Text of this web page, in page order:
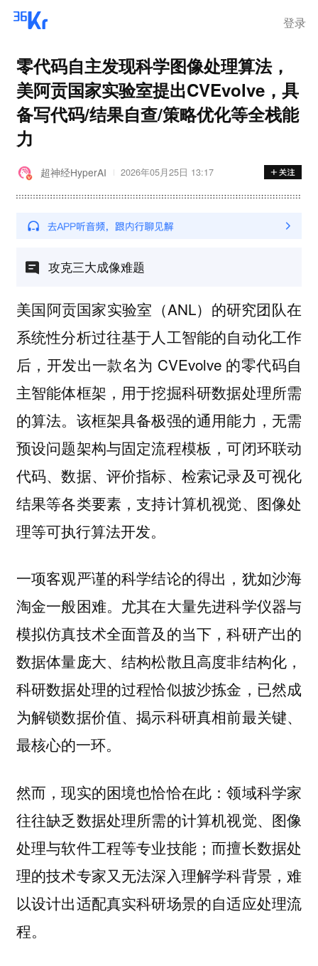
登录
零代码自主发现科学图像处理算法，
美阿贡国家实验室提出CVEvolve，具
备写代码/结果自查/策略优化等全栈能
力
超神经HyperAI 2026年05月25日 13:17
攻克三大成像难题
美国阿贡国家实验室（ANL）的研究团队在
系统性分析过往基于人工智能的自动化工作
后，开发出一款名为 CVEvolve 的零代码自
主智能体框架，用于挖掘科研数据处理所需
的算法。该框架具备极强的通用能力，无需
预设问题架构与固定流程模板，可闭环联动
代码、数据、评价指标、检索记录及可视化
结果等各类要素，支持计算机视觉、图像处
理等可执行算法开发。
一项客观严谨的科学结论的得出，犹如沙海
淘金一般困难。尤其在大量先进科学仪器与
模拟仿真技术全面普及的当下，科研产出的
数据体量庞大、结构松散且高度非结构化，
科研数据处理的过程恰似披沙拣金，已然成
为解锁数据价值、揭示科研真相前最关键、
最核心的一环。
然而，现实的困境也恰恰在此：领域科学家
往往缺乏数据处理所需的计算机视觉、图像
处理与软件工程等专业技能；而擅长数据处
理的技术专家又无法深入理解学科背景，难
以设计出适配真实科研场景的自适应处理流
程。